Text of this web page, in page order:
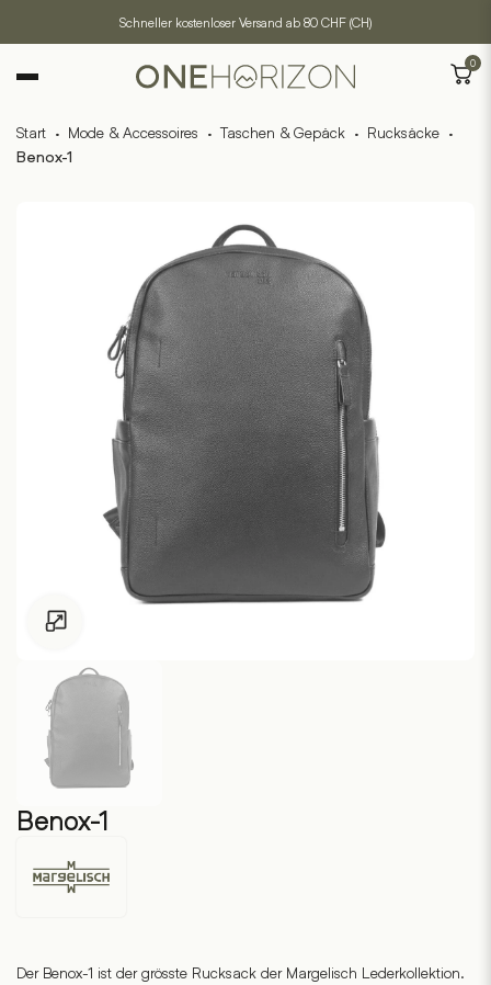
Schneller kostenloser Versand ab 80 CHF (CH)
0
Start · Mode & Accessoires · Taschen & Gepäck · Rucksäcke ·
Benox-1
Benox-1
Margelisch
Der Benox-1 ist der grösste Rucksack der Margelisch Lederkollektion.